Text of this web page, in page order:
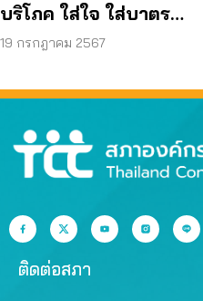
บริโภค ใส่ใจ ใส่บาตร
เพื่อสุขภาพของพระสงฆ์
19 กรกฎาคม 2567
ติดต่อสภา